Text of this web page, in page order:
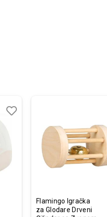
u
Flamingo Igračka
za Glodare Drveni